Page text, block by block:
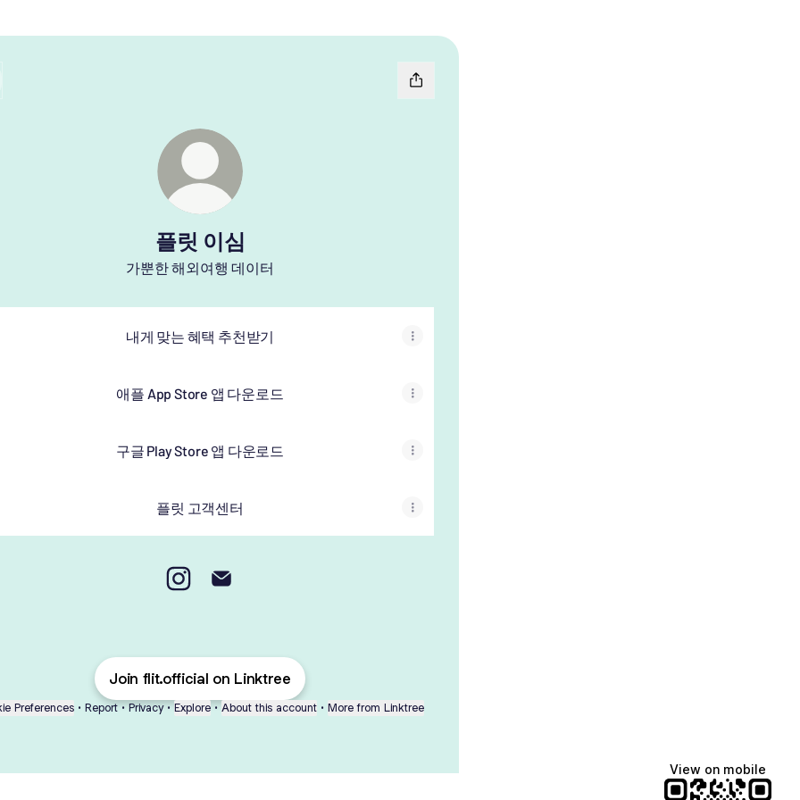
플릿 이심
가뿐한 해외여행 데이터
내게 맞는 혜택 추천받기
애플 App Store 앱 다운로드
구글 Play Store 앱 다운로드
플릿 고객센터
Join flit.official on Linktree
Preferences • Report • Privacy • Explore • About this account • More from Linktree
View on mobile